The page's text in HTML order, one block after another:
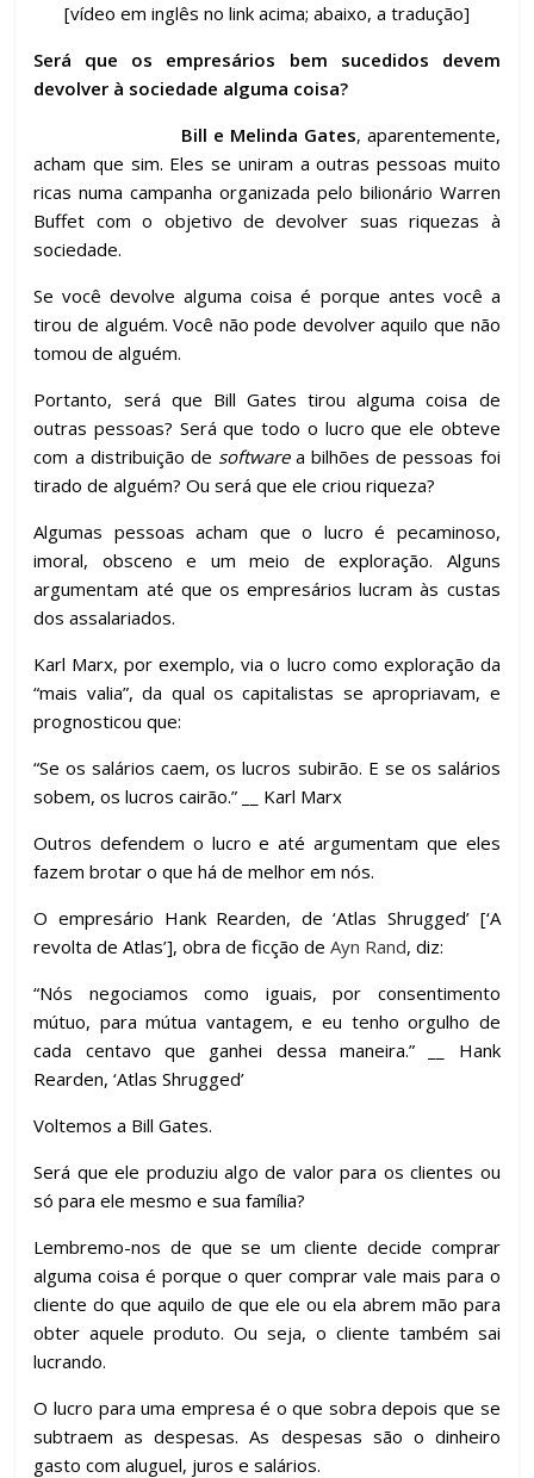
o
k
p
p
m n til
h
ar
[vídeo em inglês no link acima; abaixo, a tradução]
Será que os empresários bem sucedidos devem
devolver à sociedade alguma coisa?
Bill e Melinda Gates, aparentemente,
acham que sim. Eles se uniram a outras pessoas muito
ricas numa campanha organizada pelo bilionário Warren
Buffet com o objetivo de devolver suas riquezas à
sociedade.
Se você devolve alguma coisa é porque antes você a
tirou de alguém. Você não pode devolver aquilo que não
tomou de alguém.
Portanto, será que Bill Gates tirou alguma coisa de
outras pessoas? Será que todo o lucro que ele obteve
com a distribuição de softwarea bilhões de pessoas foi
tirado de alguém? Ou será que ele criou riqueza?
Algumas pessoas acham que o lucro é pecaminoso,
imoral, obsceno e um meio de exploração. Alguns
argumentam até que os empresários lucram às custas
dos assalariados.
Karl Marx, por exemplo, via o lucro como exploração da
“mais valia”, da qual os capitalistas se apropriavam, e
prognosticou que:
“Se os salários caem, os lucros subirão. E se os salários
sobem, os lucros cairão.” __ Karl Marx
Outros defendem o lucro e até argumentam que eles
fazem brotar o que há de melhor em nós.
O empresário Hank Rearden, de ‘Atlas Shrugged’ [‘A
revolta de Atlas’], obra de ficção deAyn Rand, diz:
“Nós negociamos como iguais, por consentimento
mútuo, para mútua vantagem, e eu tenho orgulho de
cada centavo que ganhei dessa maneira.” __ Hank
Rearden, ‘Atlas Shrugged’
Voltemos a Bill Gates.
Será que ele produziu algo de valor para os clientes ou
só para ele mesmo e sua família?
Lembremo-nos de que se um cliente decide comprar
alguma coisa é porque o quer comprar vale mais para o
cliente do que aquilo de que ele ou ela abrem mão para
obter aquele produto. Ou seja, o cliente também sai
lucrando.
O lucro para uma empresa é o que sobra depois que se
subtraem as despesas. As despesas são o dinheiro
gasto com aluguel, juros e salários.